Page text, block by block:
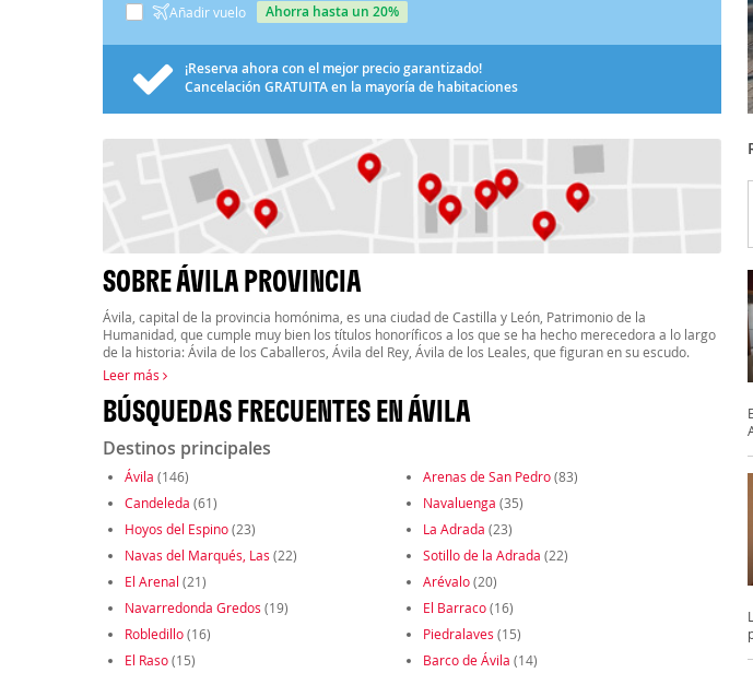
Añadir vuelo ahorra hasta un 20%
¡Reserva ahora con el mejor precio garantizado!
Cancelación GRATUITAen la mayoría de habitaciones
SOBRE ÁVILA PROVINCIA
Ávila, capital de la provincia homónima, es una ciudad de Castilla y León, Patrimonio de la
Humanidad, que cumple muy bien los títulos honoríficos a los que se ha hecho merecedora a lo largo
de la historia: Ávila de los Caballeros, Ávila del Rey, Ávila de los Leales, que figuran en su escudo.
Leer más
BÚSQUEDAS FRECUENTES EN ÁVILA
Destinos principales
Ávila (146) Arenas de San Pedro(83)
Candeleda (61) Navaluenga (35)
Hoyos del Espino(23) La Adrada (23)
Navas del Marqués, Las (22) Sotillo de la Adrada (22)
El Arenal (21) Arévalo(20)
Navarredonda Gredos (19) El Barraco(16)
Robledillo(16) Piedralaves (15)
El Raso(15) Barco de Ávila (14)